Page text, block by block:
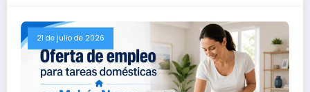
21 de julio de 2026